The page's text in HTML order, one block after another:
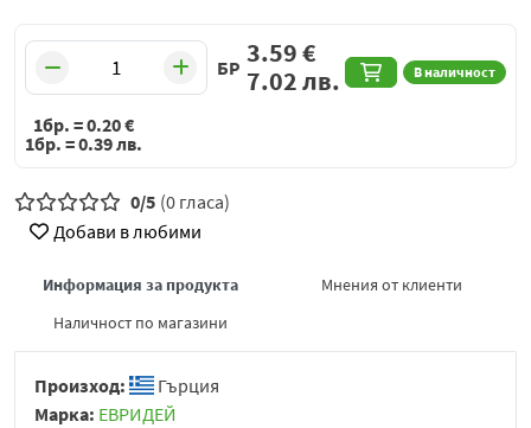
БР В наличност
3.59€
7.02лв.
1бр. =0.20€
1бр. =0.39лв.
0/5 (0 гласа)
Добави в любими
Информация за продукта
Мнения от клиенти
Наличност по магазини
Произход:
Гърция
Марка: ЕВРИДЕЙ